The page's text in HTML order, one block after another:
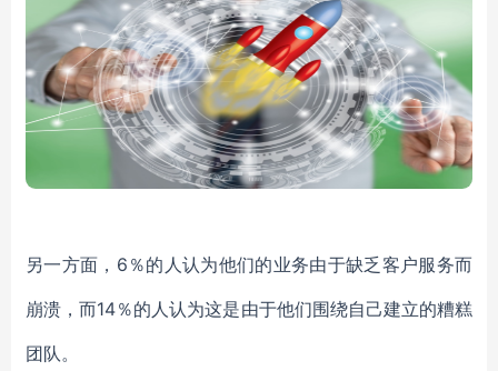
另一方面，6％的人认为他们的业务由于缺乏客户服务而
崩溃，而14％的人认为这是由于他们围绕自己建立的糟糕
团队。